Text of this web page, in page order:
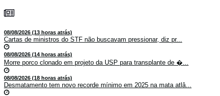
08/08/2026 (13 horas atrás)
Cartas de ministros do STF não buscavam pressionar, diz pr...
08/08/2026 (14 horas atrás)
Morre porco clonado em projeto da USP para transplante de �...
08/08/2026 (18 horas atrás)
Desmatamento tem novo recorde mínimo em 2025 na mata atlâ...